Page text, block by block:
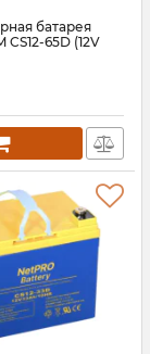
батарея
CS12-65D (12V